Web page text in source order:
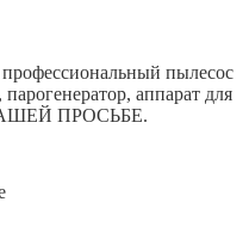
пылесос
аппарат для
ПРОСЬБЕ.